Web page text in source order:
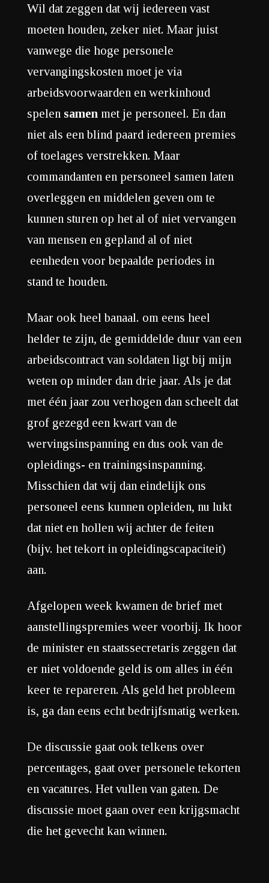
Wil dat zeggen dat wij iedereen vast
moeten houden, zeker niet. Maar juist
vanwege die hoge personele
vervangingskosten moet je via
arbeidsvoorwaarden en werkinhoud
spelen samen met je personeel. En dan
niet als een blind paard iedereen premies
of toelages verstrekken. Maar
commandanten en personeel samen laten
overleggen en middelen geven om te
kunnen sturen op het al of niet vervangen
van mensen en gepland al of niet
eenheden voor bepaalde periodes in
stand te houden.
Maar ook heel banaal. om eens heel
helder te zijn, de gemiddelde duur van een
arbeidscontract van soldaten ligt bij mijn
weten op minder dan drie jaar. Als je dat
met één jaar zou verhogen dan scheelt dat
grof gezegd een kwart van de
wervingsinspanning en dus ook van de
opleidings- en trainingsinspanning.
Misschien dat wij dan eindelijk ons
personeel eens kunnen opleiden, nu lukt
dat niet en hollen wij achter de feiten
(bijv. het tekort in opleidingscapaciteit)
aan.
Afgelopen week kwamen de brief met
aanstellingspremies weer voorbij. Ik hoor
de minister en staatssecretaris zeggen dat
er niet voldoende geld is om alles in één
keer te repareren. Als geld het probleem
is, ga dan eens echt bedrijfsmatig werken.
De discussie gaat ook telkens over
percentages, gaat over personele tekorten
en vacatures. Het vullen van gaten. De
discussie moet gaan over een krijgsmacht
die het gevecht kan winnen.